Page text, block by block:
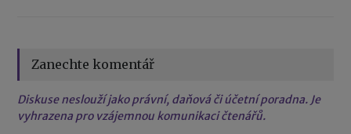
Zanechte komentář
Diskuse neslouží jako právní, daňová či účetní poradna. Je
vyhrazena pro vzájemnou komunikaci čtenářů.